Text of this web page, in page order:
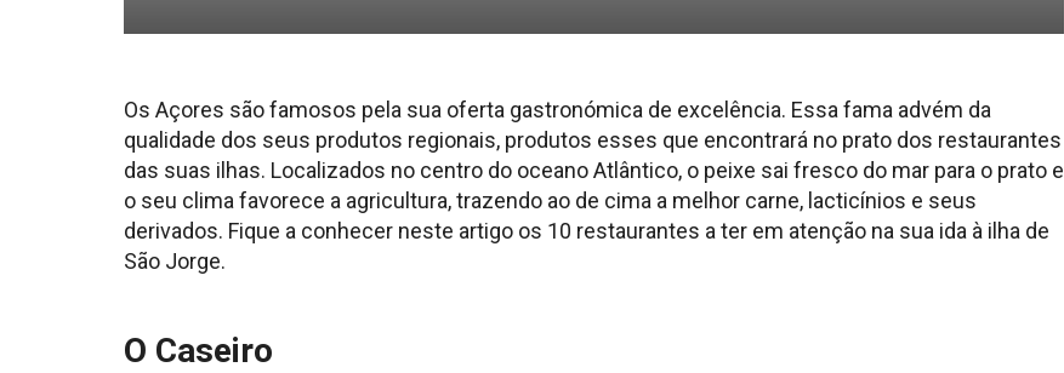
Os Açores são famosos pela sua oferta gastronómica de excelência. Essa fama advém da
qualidade dos seus produtos regionais, produtos esses que encontrará no prato dos restaurantes
das suas ilhas. Localizados no centro do oceano Atlântico, o peixe sai fresco do mar para o prato e
o seu clima favorece a agricultura, trazendo ao de cima a melhor carne, lacticínios e seus
derivados. Fique a conhecer neste artigo os 10 restaurantes a ter em atenção na sua ida à ilha de
São Jorge.
O Caseiro